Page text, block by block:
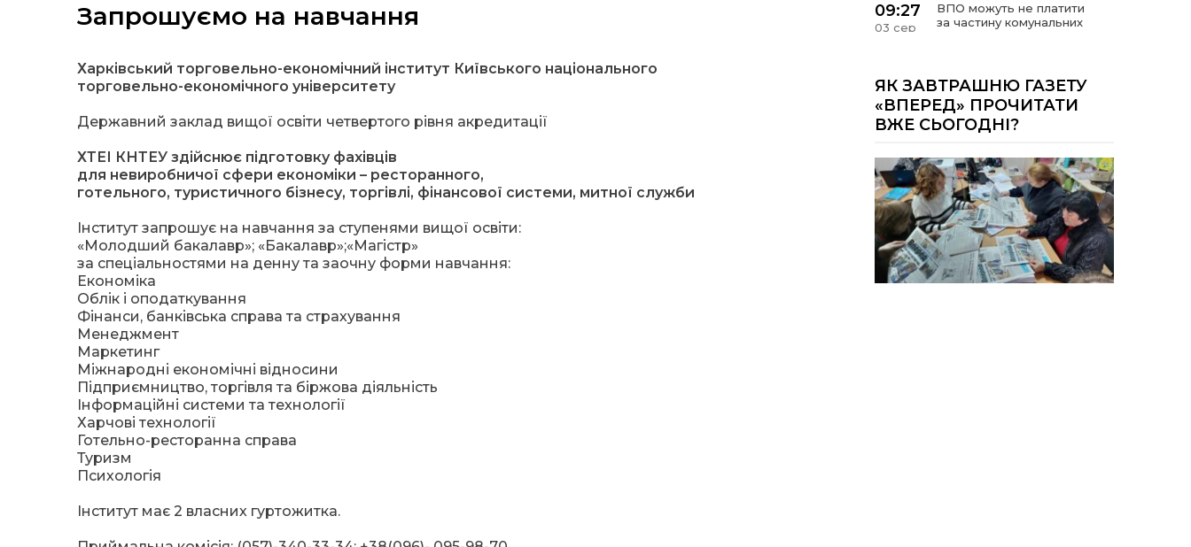
Запрошуємо на навчання
Харківський торговельно-економічний інститут Київського національного
торговельно-економічного університету
Державний заклад вищої освіти четвертого рівня акредитації
ХТЕІ КНТЕУ здійснює підготовку фахівців
для невиробничої сфери економіки – ресторанного,
готельного, туристичного бізнесу, торгівлі, фінансової системи, митної служби
Інститут запрошує на навчання за ступенями вищої освіти:
«Молодший бакалавр»; «Бакалавр»;«Магістр»
за спеціальностями на денну та заочну форми навчання:
Економіка
Облік і оподаткування
Фінанси, банківська справа та страхування
Менеджмент
Маркетинг
Міжнародні економічні відносини
Підприємництво, торгівля та біржова діяльність
Інформаційні системи та технології
Харчові технології
Готельно-ресторанна справа
Туризм
Психологія
Інститут має 2 власних гуртожитка.
09:27
03 сер
ВПО можуть не платити
за частину комунальних
14:12
01 сер
Досі ВПО? Юристка
розповіла, коли
переселенці втрачають
виплати та статус
внутрішньо переміщеної
14:04
01 сер
Учасниця обласного
конкурсу «Молода
людина року – 2026» у
номінації «Пульс життя»
Аліна Кулик
ЯК ЗАВТРАШНЮ ГАЗЕТУ
«ВПЕРЕД» ПРОЧИТАТИ
ВЖЕ СЬОГОДНІ?